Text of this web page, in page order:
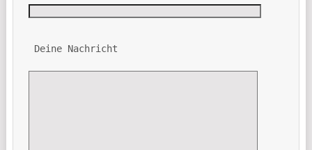
Deine Nachricht